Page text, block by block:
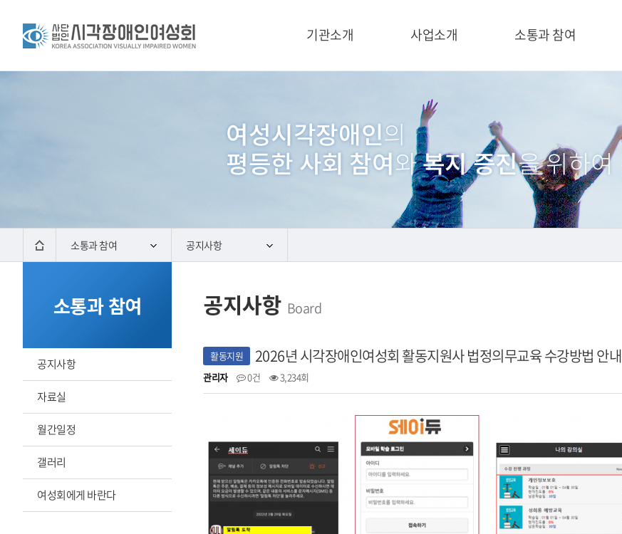
기관소개 사업소개 소통과 참여
소통과 참여 공지사항
소통과 참여
공지사항
자료실
월간일정
갤러리
여성회에게 바란다
공지사항 Board
활동지원 2026년 시각장애인여성회 활동지원사 법정의무교육 수강방법 안내
관리자 0건 3,234회